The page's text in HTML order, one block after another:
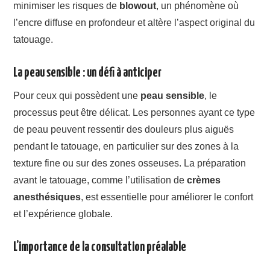
minimiser les risques de blowout, un phénomène où
l’encre diffuse en profondeur et altère l’aspect original du
tatouage.
La peau sensible : un défi à anticiper
Pour ceux qui possèdent une peau sensible, le
processus peut être délicat. Les personnes ayant ce type
de peau peuvent ressentir des douleurs plus aiguës
pendant le tatouage, en particulier sur des zones à la
texture fine ou sur des zones osseuses. La préparation
avant le tatouage, comme l’utilisation decrèmes
anesthésiques, est essentielle pour améliorer le confort
et l’expérience globale.
L’importance de la consultation préalable